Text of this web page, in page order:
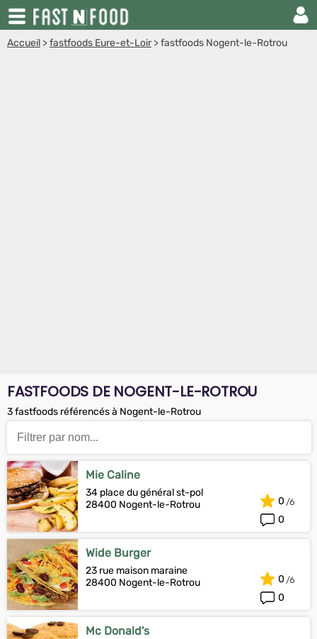
Accueil >fastfoods Eure-et-Loir >fastfoods Nogent-le-Rotrou
FASTFOODS DE NOGENT-LE-ROTROU
3 fastfoods référencés à Nogent-le-Rotrou
Mie Caline
34 place du général st-pol
28400 Nogent-le-Rotrou
0
0
Wide Burger
23 rue maison maraine
28400 Nogent-le-Rotrou
0
0
Mc Donald's